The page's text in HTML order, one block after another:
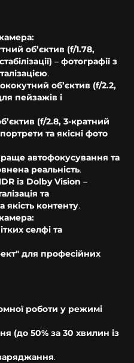
об’єктив (f/1.78,
– фотографії з
.
об’єктив (f/2.2,
пейзажів і
(f/2.8, 3-кратний
портрети та якісні фото
автофокусування та
реальність.
із Dolby Vision –
та
якість контенту.
селфі та
для професійних
роботи у режимі
(до 50% за 30 хвилин із
.